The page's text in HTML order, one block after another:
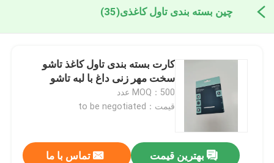
چین بسته بندی تاول کاغذی(35)
کارت بسته بندی تاول کاغذ تاشو
سخت مهر زنی داغ با لبه تاشو
MOQ：500 عدد
قیمت：to be negotiated
بهترین قیمت تماس با ما